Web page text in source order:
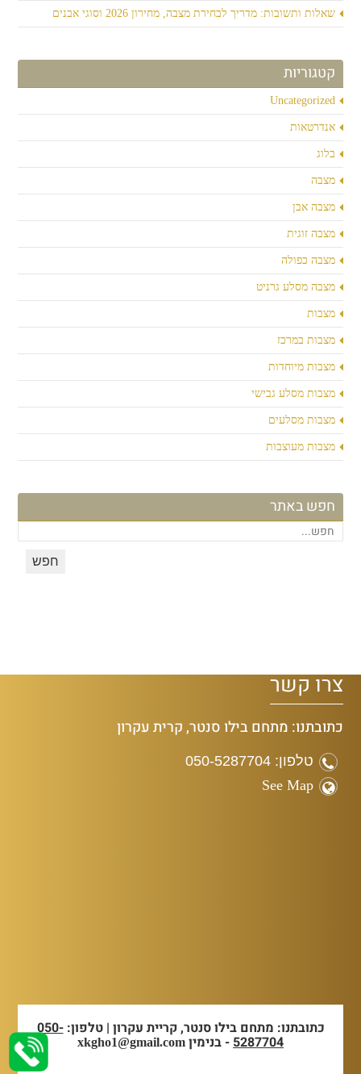
שאלות ותשובות: מדריך לבחירת מצבה, מחירון 2026 וסוגי אבנים
קטגוריות
Uncategorized
אנדרטאות
בלוג
מצבה
מצבה אבן
מצבה זוגית
מצבה כפולה
מצבה מסלע גרניט
מצבות
מצבות במרכז
מצבות מיוחדות
מצבות מסלע גבישי
מצבות מסלעים
מצבות מעוצבות
חפש באתר
צרו קשר
כתובתנו: מתחם בילו סנטר, קרית עקרון
טלפון: 050-5287704
See Map
כתובתנו: מתחם בילו סנטר, קריית עקרון | טלפון:050-
5287704- בנימין xkgho1@gmail.com